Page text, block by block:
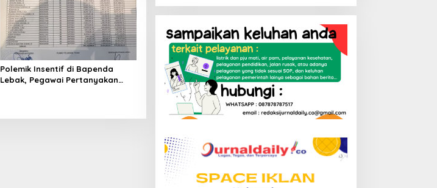
Polemik Insentif di Bapenda
Lebak, Pegawai Pertanyakan